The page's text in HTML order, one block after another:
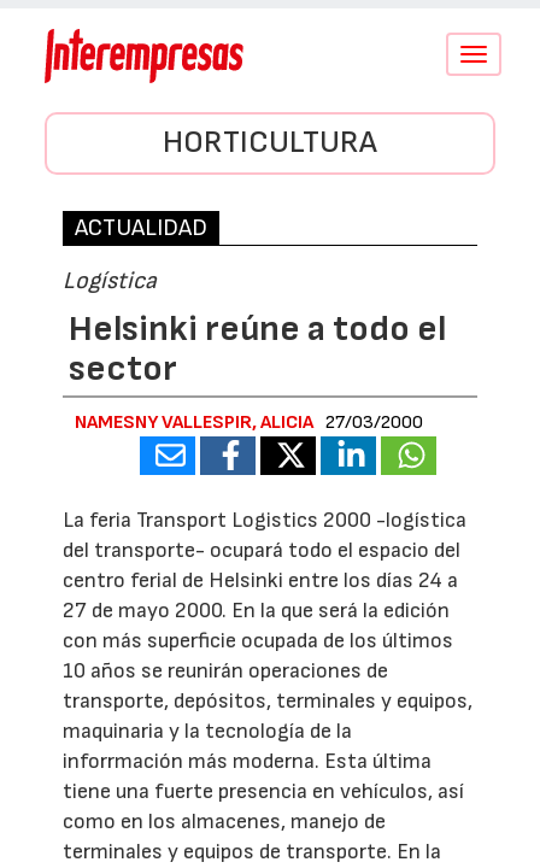
Conmutar
HORTICULTURA
ACTUALIDAD
Logística
Helsinki reúne a todo el
sector
NAMESNY VALLESPIR, ALICIA 27/03/2000
La feria Transport Logistics 2000 -logística
del transporte- ocupará todo el espacio del
centro ferial de Helsinki entre los días 24 a
27 de mayo 2000. En la que será la edición
con más superficie ocupada de los últimos
10 años se reunirán operaciones de
transporte, depósitos, terminales y equipos,
maquinaria y la tecnología de la
inforrmación más moderna. Esta última
tiene una fuerte presencia en vehículos, así
como en los almacenes, manejo de
terminales y equipos de transporte. En la